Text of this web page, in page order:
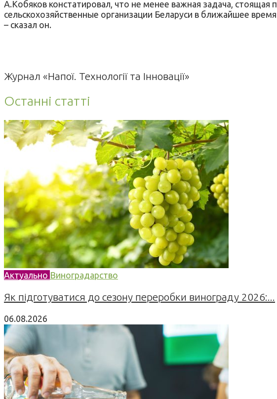
А.Кобяков констатировал, что не менее важная задача,
сельскохозяйственные организации Беларуси в ближайшее
– сказал он.
Журнал «Напої. Технології та Інновації»
Останні статті
Актуально Виноградарство
Як підготуватися до сезону переробки винограду 2026:...
06.08.2026